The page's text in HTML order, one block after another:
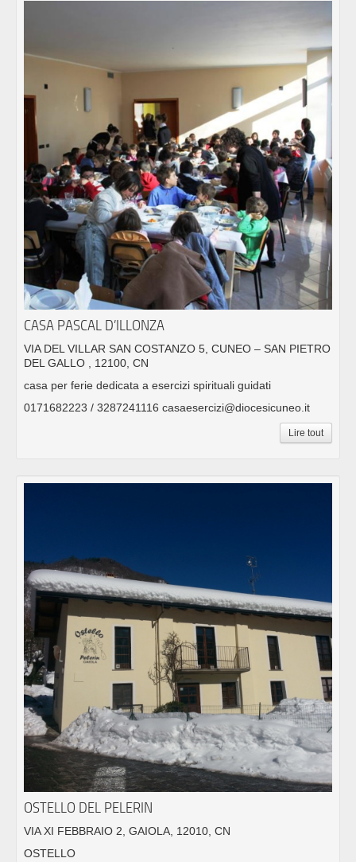
CASA PASCAL D’ILLONZA
VIA DEL VILLAR SAN COSTANZO 5, CUNEO – SAN PIETRO
DEL GALLO , 12100, CN
casa per ferie dedicata a esercizi spirituali guidati
0171682223 / 3287241116 casaesercizi@diocesicuneo.it
Lire tout
OSTELLO DEL PELERIN
VIA XI FEBBRAIO 2, GAIOLA, 12010, CN
OSTELLO